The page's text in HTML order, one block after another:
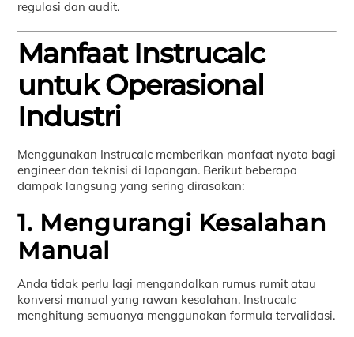
regulasi dan audit.
Manfaat Instrucalc
untuk Operasional
Industri
Menggunakan Instrucalc memberikan manfaat nyata bagi
engineer dan teknisi di lapangan. Berikut beberapa
dampak langsung yang sering dirasakan:
1. Mengurangi Kesalahan
Manual
Anda tidak perlu lagi mengandalkan rumus rumit atau
konversi manual yang rawan kesalahan. Instrucalc
menghitung semuanya menggunakan formula tervalidasi.